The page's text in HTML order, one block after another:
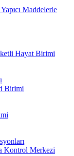
Maddelerle
Hayat Birimi
Birimi
Kontrol Merkezi